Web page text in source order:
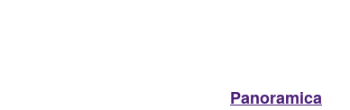
Panoramica